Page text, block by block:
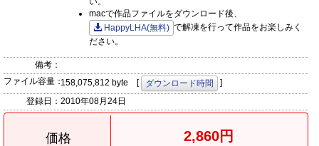
macで作品ファイルをダウンロード後、
HappyLHA(無料) で解凍を行って作品をお楽しみく
ださい。
備考：
ファイル容量：158,075,812 byte [ ダウンロード時間
]
登録日： 2010年08月24日
価格 2,860円